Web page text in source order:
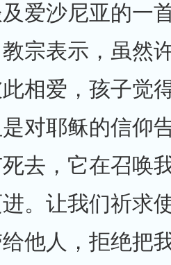
爱沙尼亚的一
宗表示，虽然
相爱，孩子觉
对耶稣的信仰
死去，它在召唤
。让我们祈求
他人，拒绝把